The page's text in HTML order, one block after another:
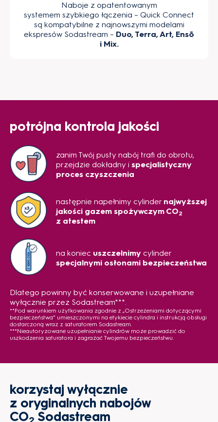
Naboje z opatentowanym
systemem szybkiego łączenia – Quick Connect
są kompatybilne z najnowszymi modelami
ekspresów Sodastream – Duo, Terra, Art, Ensō
i Mix.
potrójna kontrola jakości
zanim Twój pusty nabój trafi do obrotu,
przejdzie dokładny i specjalistyczny
proces czyszczenia
następnie napełnimy cylinder najwyższej
jakości gazem spożywczym CO2
z atestem
na koniec uszczelnimy cylinder
specjalnymi osłonami bezpieczeństwa
Dlatego powinny być konserwowane i uzupełniane
wyłącznie przez Sodastream***.
**Pod warunkiem użytkowania zgodnie z „Ostrzeżeniami dotyczącymi
bezpieczeństwa” umieszczonymi na etykiecie cylindra i instrukcją obsługi
dostarczoną wraz z saturatorem Sodastream.
***Nieautoryzowane uzupełnianie cylindrów może prowadzić do
uszkodzenia saturatora i zagrażać Twojemu bezpieczeństwu.
korzystaj wyłącznie
z oryginalnych nabojów
CO
Sodastream